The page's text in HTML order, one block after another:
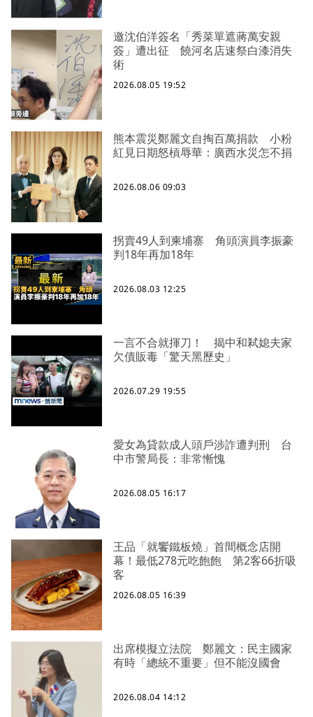
邀沈伯洋簽名「秀菜單遮蔣萬安親
簽」遭出征 饒河名店速祭白漆消失
術
2026.08.05 19:52
熊本震災鄭麗文自掏百萬捐款 小粉
紅見日期怒槓辱華：廣西水災怎不捐
2026.08.06 09:03
拐賣49人到柬埔寨 角頭演員李振豪
判18年再加18年
2026.08.03 12:25
一言不合就揮刀！ 揭中和弒媳夫家
欠債販毒「驚天黑歷史」
2026.07.29 19:55
愛女為貸款成人頭戶涉詐遭判刑 台
中市警局長：非常慚愧
2026.08.05 16:17
王品「就饗鐵板燒」首間概念店開
幕！最低278元吃飽飽 第2客66折吸
客
2026.08.05 16:39
出席模擬立法院 鄭麗文：民主國家
有時「總統不重要」但不能沒國會
2026.08.04 14:12